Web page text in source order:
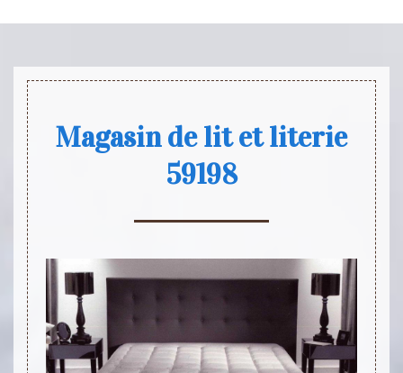
Magasin de lit et literie
59198